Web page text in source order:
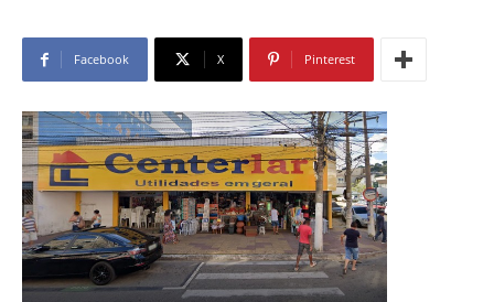
Facebook X Pinterest